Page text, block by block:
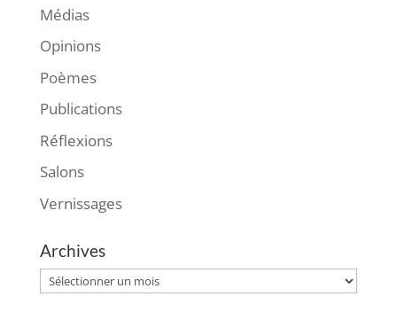
Médias
Opinions
Poèmes
Publications
Réflexions
Salons
Vernissages
Archives
Archives